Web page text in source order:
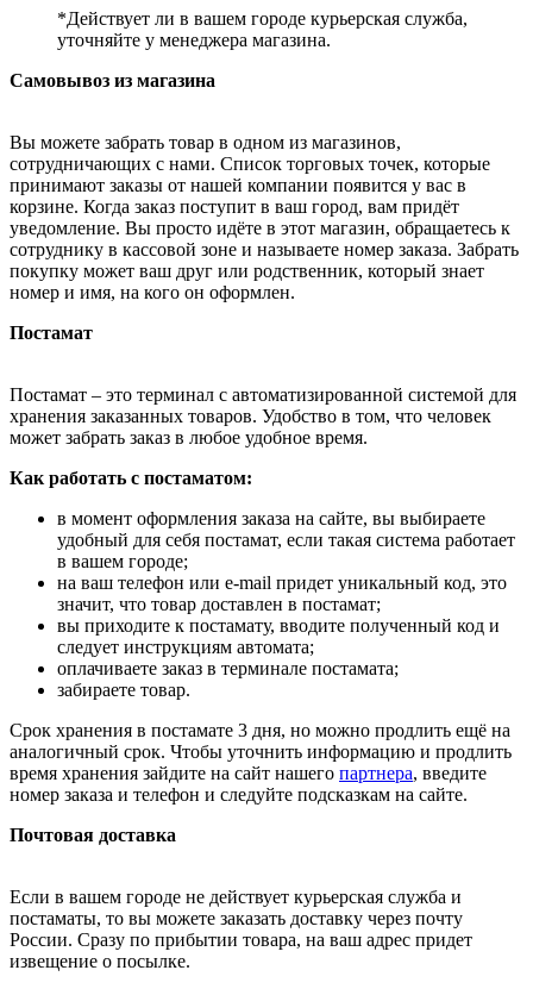
*Действует ли в вашем городе курьерская служба,
уточняйте у менеджера магазина.
Самовывоз из магазина
Вы можете забрать товар в одном из магазинов,
сотрудничающих с нами. Список торговых точек, которые
принимают заказы от нашей компании появится у вас в
корзине. Когда заказ поступит в ваш город, вам придёт
уведомление. Вы просто идёте в этот магазин, обращаетесь к
сотруднику в кассовой зоне и называете номер заказа. Забрать
покупку может ваш друг или родственник, который знает
номер и имя, на кого он оформлен.
Постамат
Постамат – это терминал с автоматизированной системой для
хранения заказанных товаров. Удобство в том, что человек
может забрать заказ в любое удобное время.
Как работать с постаматом:
в момент оформления заказа на сайте, вы выбираете
удобный для себя постамат, если такая система работает
в вашем городе;
на ваш телефон или e-mail придет уникальный код, это
значит, что товар доставлен в постамат;
вы приходите к постамату, вводите полученный код и
следует инструкциям автомата;
оплачиваете заказ в терминале постамата;
забираете товар.
Срок хранения в постамате 3 дня, но можно продлить ещё на
аналогичный срок. Чтобы уточнить информацию и продлить
время хранения зайдите на сайт нашего партнера, введите
номер заказа и телефон и следуйте подсказкам на сайте.
Почтовая доставка
Если в вашем городе не действует курьерская служба и
постаматы, то вы можете заказать доставку через почту
России. Сразу по прибытии товара, на ваш адрес придет
извещение о посылке.